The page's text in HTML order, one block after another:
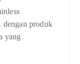
dengan produk
yang